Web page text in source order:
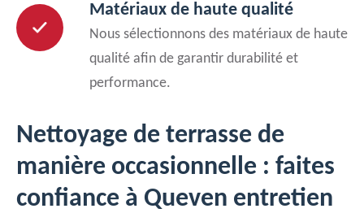
Matériaux de haute qualité
Nous sélectionnons des matériaux de haute
qualité afin de garantir durabilité et
performance.
Nettoyage de terrasse de
manière occasionnelle : faites
confiance à Queven entretien